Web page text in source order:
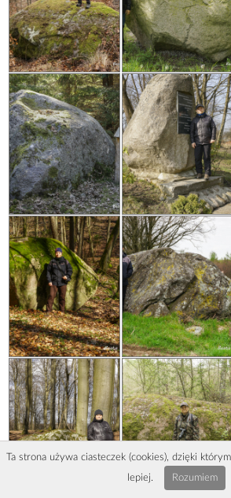
Ta strona używa ciasteczek (cookies), dzięki
lepiej.
Rozumiem